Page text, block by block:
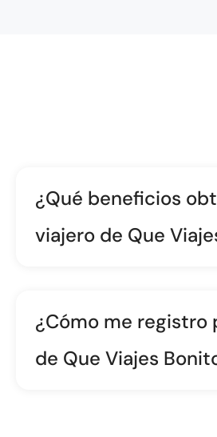
¿Qué beneficios
viajero de Que
¿Cómo me registro
de Que Viajes